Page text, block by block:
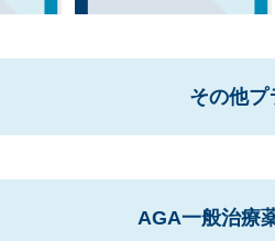
その他プ
AGA一般治療